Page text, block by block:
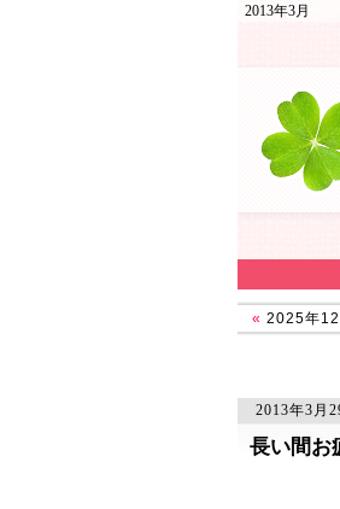
2013年3月
«2025年12
2013年3月
長い間お
690
690